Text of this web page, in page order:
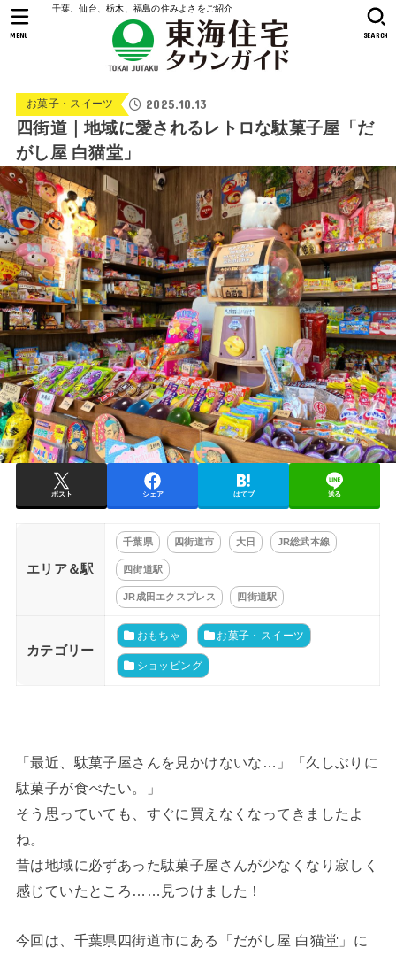
千葉、仙台、栃木、福島の住みよさをご紹介
SEARCH
MENU
お菓子・スイーツ 2025.10.13
四街道｜地域に愛されるレトロな駄菓子屋「だ
がし屋 白猫堂」
ポスト シェア はてブ 送る
エリア＆駅
千葉県 四街道市 大日 JR総武本線
四街道駅
JR成田エクスプレス 四街道駅
カテゴリー
おもちゃ お菓子・スイーツ
ショッピング
「最近、駄菓子屋さんを見かけないな…」「久しぶりに
駄菓子が食べたい。」
そう思っていても、すぐに買えなくなってきましたよ
ね。
昔は地域に必ずあった駄菓子屋さんが少なくなり寂しく
感じていたところ……見つけました！
今回は、千葉県四街道市にある「だがし屋 白猫堂」に